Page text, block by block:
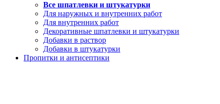
Все шпатлевки и штукатурки
Для наружных и внутренних работ
Для внутренних работ
Декоративные шпатлевки и штукатурки
Добавки в раствор
Добавки в штукатурки
Пропитки и антисептики